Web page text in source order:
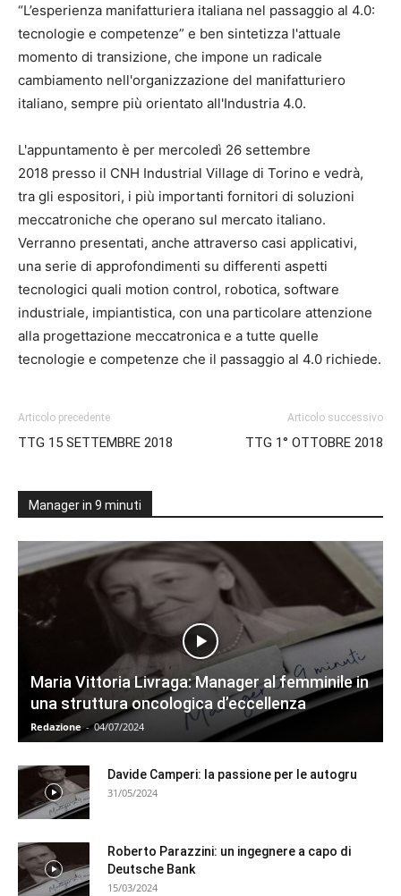
“L’esperienza manifatturiera italiana nel passaggio al 4.0:
tecnologie e competenze” e ben sintetizza l'attuale
momento di transizione, che impone un radicale
cambiamento nell'organizzazione del manifatturiero
italiano, sempre più orientato all'Industria 4.0.
L'appuntamento è per mercoledì 26 settembre
2018 presso il CNH Industrial Village di Torino e vedrà,
tra gli espositori, i più importanti fornitori di soluzioni
meccatroniche che operano sul mercato italiano.
Verranno presentati, anche attraverso casi applicativi,
una serie di approfondimenti su differenti aspetti
tecnologici quali motion control, robotica, software
industriale, impiantistica, con una particolare attenzione
alla progettazione meccatronica e a tutte quelle
tecnologie e competenze che il passaggio al 4.0 richiede.
Articolo precedente
TTG 15 SETTEMBRE 2018
Articolo successivo
TTG 1° OTTOBRE 2018
Manager in 9 minuti
Maria Vittoria Livraga: Manager al femminile in
una struttura oncologica d’eccellenza
Redazione - 04/07/2024
Davide Camperi: la passione per le autogru
31/05/2024
Roberto Parazzini: un ingegnere a capo di
Deutsche Bank
15/03/2024